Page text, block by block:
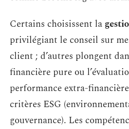
Certains choisissent la
privilégiant le conseil sur
client ; d’autres plongent
financière pure ou
performance extra-
critères ESG
gouvernance). Les